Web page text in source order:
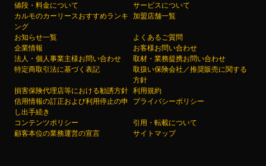
値段・料金について
サービスについて
カルモのカーリースおすすめランキ
ング
加盟店舗一覧
お知らせ一覧
よくあるご質問
企業情報
お客様お問い合わせ
法人・個人事業主様お問い合わせ
取材・業務提携お問い合わせ
特定商取引法に基づく表記
取扱い保険会社／推奨販売に関する
方針
損害保険代理店等における勧誘方針 利用規約
信用情報の訂正および利用停止の申
し出手続き
プライバシーポリシー
コンテンツポリシー
引用・転載について
顧客本位の業務運営の宣言
サイトマップ